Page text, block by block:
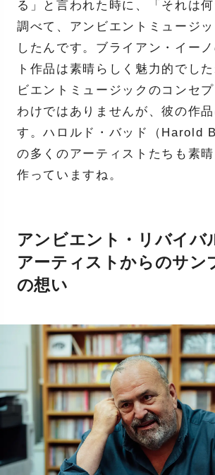
る」と言われた時に、「それは
調べて、アンビエントミュージッ
したんです。ブライアン・イー
ト作品は素晴らしく魅力的でし
ビエントミュージックのコンセ
わけではありませんが、彼の作
す。ハロルド・バッド（Harold
の多くのアーティストたちも素
作っていますね。
アンビエント・リバイバ
アーティストからのサン
の想い